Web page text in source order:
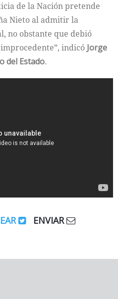
de la Nación pretende
Nieto al admitir la
no obstante que debió
indicó Jorge
del Estado.
ENVIAR